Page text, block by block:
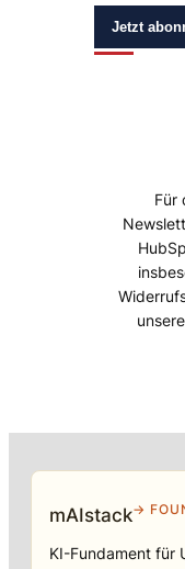
Jetzt
Für
mAIstack→
KI-Fundament für